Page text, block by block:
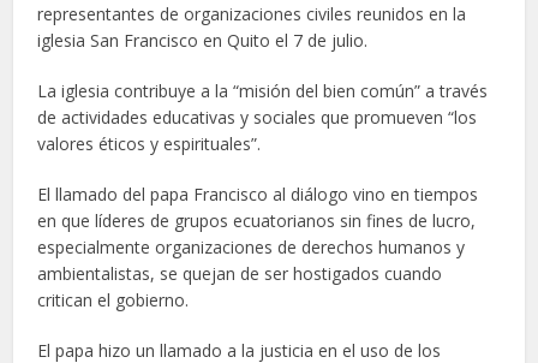
representantes de organizaciones civiles reunidos en la
iglesia San Francisco en Quito el 7 de julio.
La iglesia contribuye a la “misión del bien común” a través
de actividades educativas y sociales que promueven “los
valores éticos y espirituales”.
El llamado del papa Francisco al diálogo vino en tiempos
en que líderes de grupos ecuatorianos sin fines de lucro,
especialmente organizaciones de derechos humanos y
ambientalistas, se quejan de ser hostigados cuando
critican el gobierno.
El papa hizo un llamado a la justicia en el uso de los